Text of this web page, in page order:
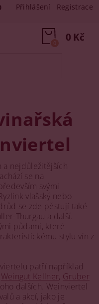
Přihlášení Registrace
0 Kč
0
a nejdůležitějších
se na
svými
vlašský nebo
se zde pěstují také
Thurgau a další.
půdami, které
stylu vín z
patří například
Weingut Kellner, Gruber
dalších. Weinviertel
a akcí, jako je